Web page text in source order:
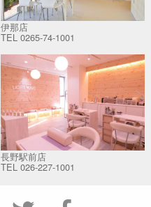
伊那店
TEL 0265-74-1001
長野駅前店
TEL 026-227-1001